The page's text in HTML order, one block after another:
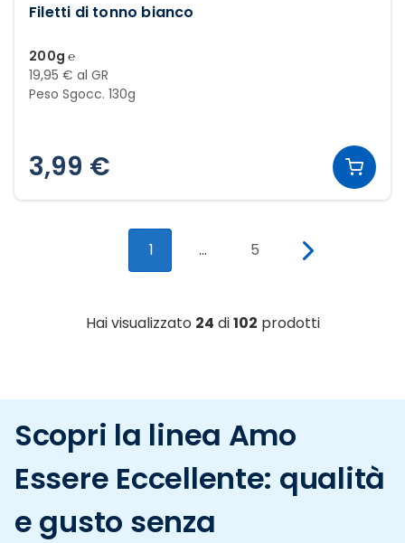
Filetti di tonno bianco
200g ℮
19,95 € al GR
Peso Sgocc. 130g
3,99 €
1 ... 5
Hai visualizzato 24 di102 prodotti
Scopri la linea Amo
Essere Eccellente: qualità
e gusto senza